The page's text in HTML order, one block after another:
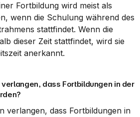
Fortbildung wird meist als
wenn die Schulung während des
stattfindet. Wenn die
dieser Zeit stattfindet, wird sie
anerkannt.
dass Fortbildungen in der
verlangen, dass Fortbildungen in